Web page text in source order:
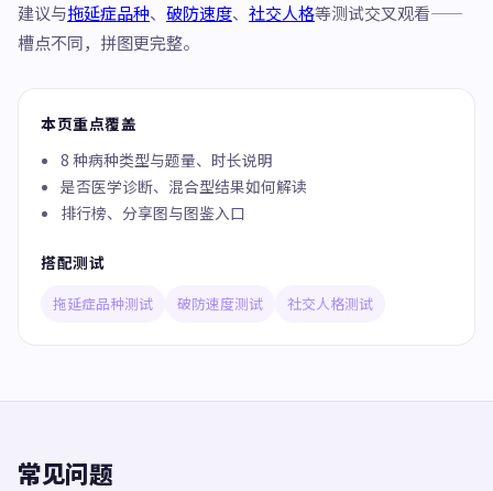
建议与拖延症品种、 破防速度、 社交人格等测试交叉观看——
槽点不同，拼图更完整。
本页重点覆盖
8 种病种类型与题量、时长说明
是否医学诊断、混合型结果如何解读
排行榜、分享图与图鉴入口
搭配测试
拖延症品种测试 破防速度测试 社交人格测试
常见问题